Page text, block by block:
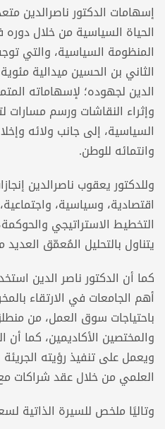
إسهامات الدكتور ناصرالدين
الحياة السياسية من خلال دوره
المنظومة السياسية، والتي
الثاني بن الحسين ميدالية
الدين لجهوده؛ لإسهاماته
وإثراء النقاشات ورسم مسارات
السياسية، إلى جانب ولائه
وانتمائه للوطن.
وللدكتور يعقوب ناصرالدين
اقتصادية، وسياسية،
التخطيط الاستراتيجي
يتناول بالتحليل المُعمّق
كما أن الدكتور ناصر الدين
أهم الجامعات في الارتقاء
باحتياجات سوق العمل، من
والمختصين الأكاديمين، كما أن
ويعمل على تنفيذ رؤيته الجريئة
العلمي من خلال عقد شراكات
وتاليًا ملخص للسيرة الذاتية